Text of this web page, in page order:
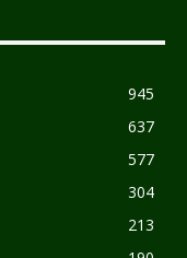
945
637
577
304
213